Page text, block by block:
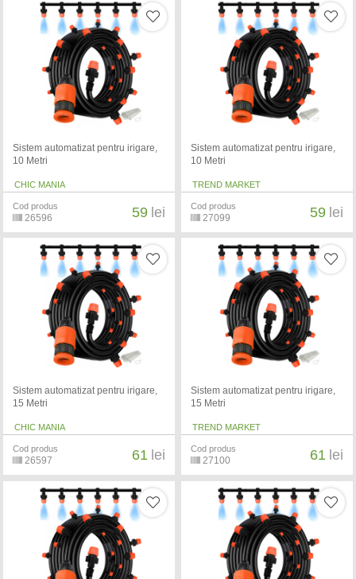
Sistem automatizat pentru irigare,
10 Metri
CHIC MANIA
Cod produs
26596 59 lei
Sistem automatizat pentru irigare,
10 Metri
TREND MARKET
Cod produs
27099 59 lei
Sistem automatizat pentru irigare,
15 Metri
CHIC MANIA
Cod produs
26597 61 lei
Sistem automatizat pentru irigare,
15 Metri
TREND MARKET
Cod produs
27100 61 lei